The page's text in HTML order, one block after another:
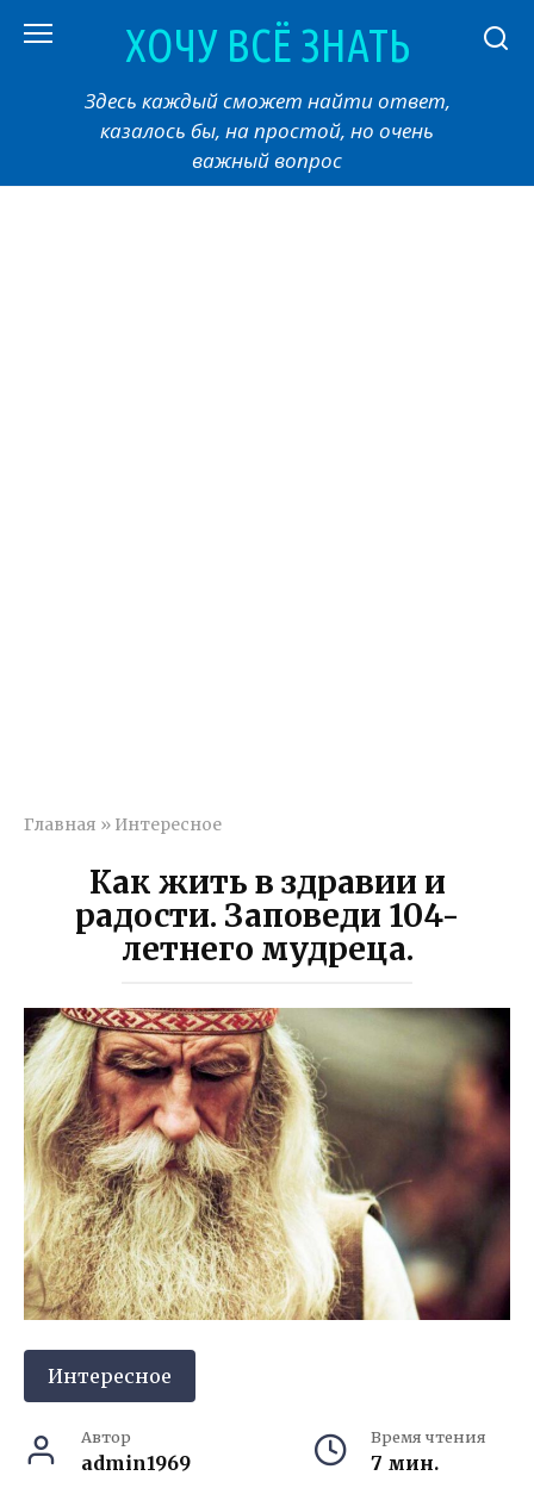
ХОЧУ ВСЁ ЗНАТЬ
Здесь каждый сможет найти ответ,
казалось бы, на простой, но очень
важный вопрос
Главная » Интересное
Как жить в здравии и
радости. Заповеди 104-
летнего мудреца.
Интересное
Автор
admin1969
Время чтения
7 мин.